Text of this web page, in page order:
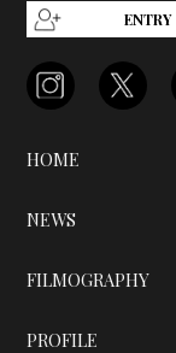
ENTRY
HOME
NEWS
FILMOGRAPHY
PROFILE